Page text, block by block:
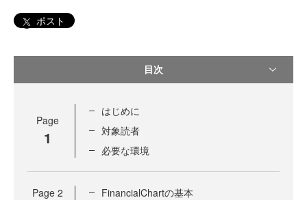
ポスト
目次
Page
1
はじめに
対象読者
必要な環境
Page 2 FinancialChartの基本